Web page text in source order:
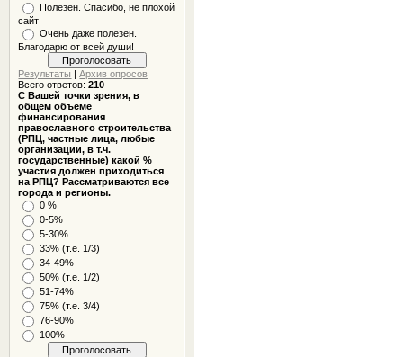
Полезен. Спасибо, не плохой
сайт
Очень даже полезен.
Благодарю от всей души!
Результаты |Архив опросов
Всего ответов:210
С Вашей точки зрения, в
общем объеме
финансирования
православного строительства
(РПЦ, частные лица, любые
организации, в т.ч.
государственные) какой %
участия должен приходиться
на РПЦ? Рассматриваются все
города и регионы.
0 %
0-5%
5-30%
33% (т.е. 1/3)
34-49%
50% (т.е. 1/2)
51-74%
75% (т.е. 3/4)
76-90%
100%